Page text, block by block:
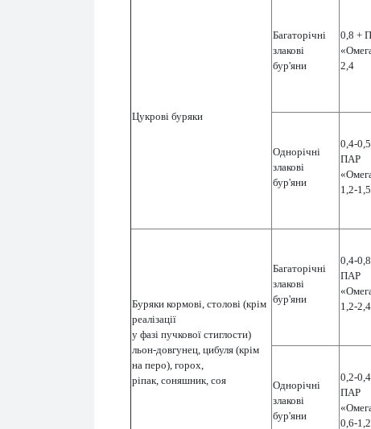
Цукрові буряки
Багаторічні
злакові
бур'яни
0,8 +
2,4
Однорічні
злакові
бур'яни
0,4-
ПАР
1,2-1,5
Буряки кормові, столові (крім
реалізації
у фазі пучкової стиглости)
льон-довгунец, цибуля (крім
на перо), горох,
ріпак, соняшник, соя
Багаторічні
злакові
бур'яни
0,4-
ПАР
1,2-2,4
Однорічні
злакові
бур'яни
0,2-
ПАР
0,6-1,2